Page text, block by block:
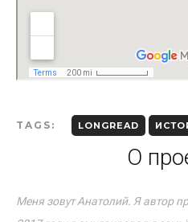
TAGS: LONGREAD
О
Меня зовут Анатолий. Я автор